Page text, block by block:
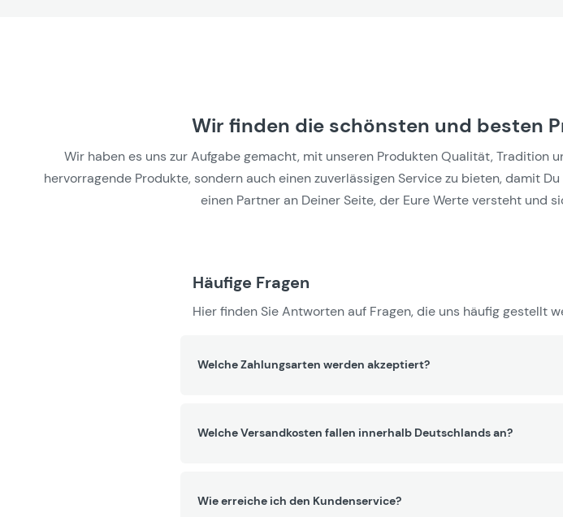
Wir finden die schönsten und besten
Wir haben es uns zur Aufgabe gemacht, mit unseren Produkten Qualität, Tradition
hervorragende Produkte, sondern auch einen zuverlässigen Service zu bieten, damit
einen Partner an Deiner Seite, der Eure Werte versteht und
Häufige Fragen
Hier finden Sie Antworten auf Fragen, die uns häufig gestellt
Welche Zahlungsarten werden akzeptiert?
Welche Versandkosten fallen innerhalb Deutschlands an?
Wie erreiche ich den Kundenservice?